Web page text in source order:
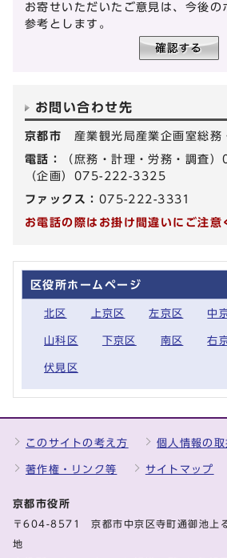
お寄せいただいたご意見は、今後の
参考とします。
お問い合わせ先
京都市 産業観光局産業企画室総務
電話：
（庶務・計理・労務・調査
（企画）075-222-3325
ファックス： 075-222-3331
お電話の際はお掛け間違いにご注意
区役所ホームページ
北区 上京区 左京区 中
山科区 下京区 南区 右
伏見区
このサイトの考え方 個人情報の取
著作権・リンク等 サイトマップ
京都市役所
〒604-8571 京都市中京区寺町通御池上
地